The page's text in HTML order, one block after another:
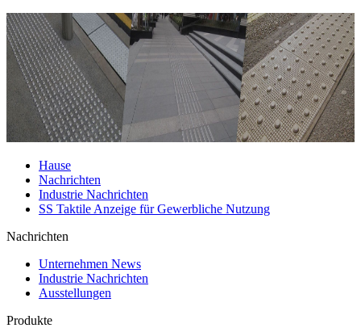
Hause
Nachrichten
Industrie Nachrichten
SS Taktile Anzeige für Gewerbliche Nutzung
Nachrichten
Unternehmen News
Industrie Nachrichten
Ausstellungen
Produkte